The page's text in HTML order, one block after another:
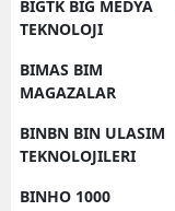
BIGTK BIG MEDYA
TEKNOLOJI
BIMAS BIM
MAGAZALAR
BINBN BIN ULASIM
TEKNOLOJILERI
BINHO 1000